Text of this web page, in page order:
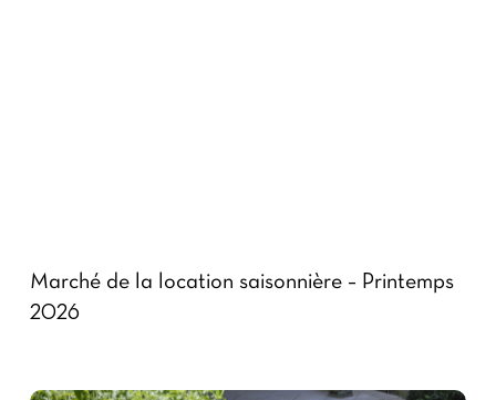
Marché de la location saisonnière – Printemps
2026